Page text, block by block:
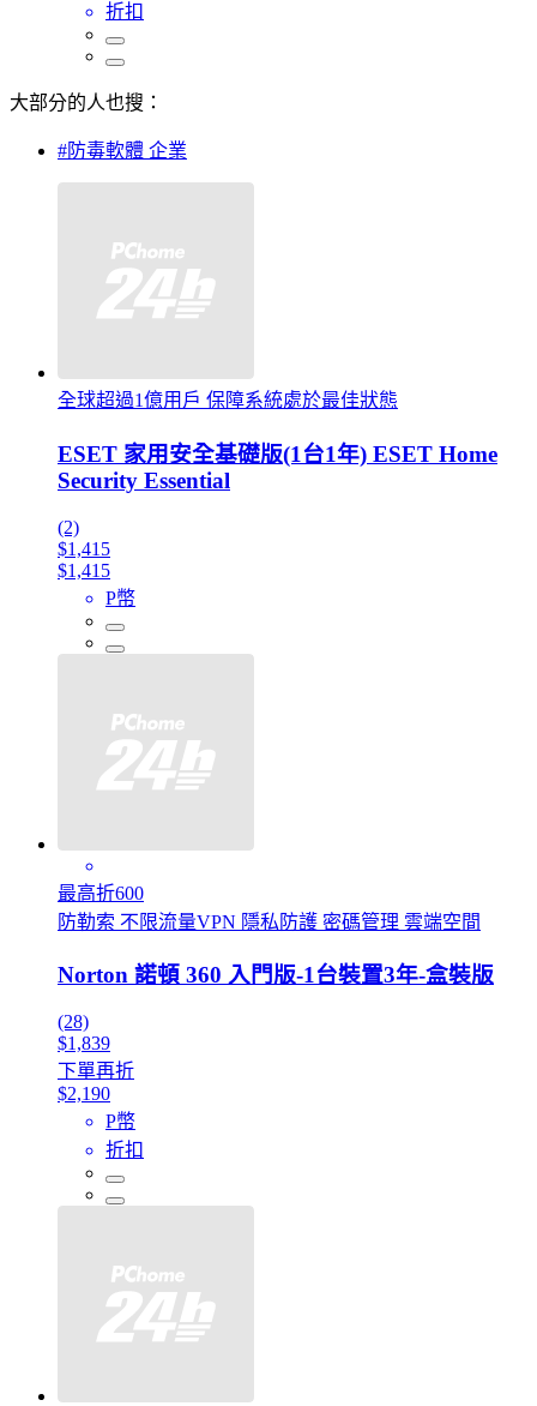
折扣
大部分的人也搜：
#防毒軟體 企業
全球超過1億用戶 保障系統處於最佳狀態
ESET 家用安全基礎版(1台1年) ESET Home
Security Essential
(2)
$1,415
$1,415
P幣
最高折600
防勒索 不限流量VPN 隱私防護 密碼管理 雲端空間
Norton 諾頓 360 入門版-1台裝置3年-盒裝版
(28)
$1,839
下單再折
$2,190
P幣
折扣